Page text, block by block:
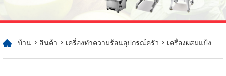
บ้าน > สินค้า > เครื่องทำความร้อนอุปกรณ์ครัว > เครื่องผสมแป้ง